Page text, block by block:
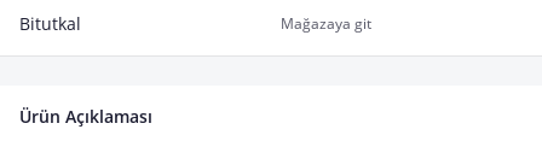
Bitutkal Mağazaya git
Ürün Açıklaması